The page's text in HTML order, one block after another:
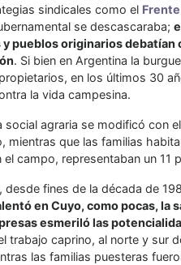
sindicales como el
se descascaraba;
pueblos originarios debatían
. Si bien en Argentina la
en los últimos 30
la vida campesina.
social agraria se modificó con
mientras que las familias
el campo, representaban un 11
desde fines de la década de
en Cuyo, como pocas, la
esmeriló las
trabajo caprino, al norte y sur
las familias puesteras